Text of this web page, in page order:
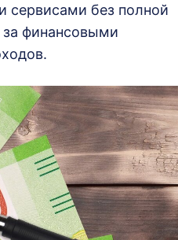
без полной
финансовыми